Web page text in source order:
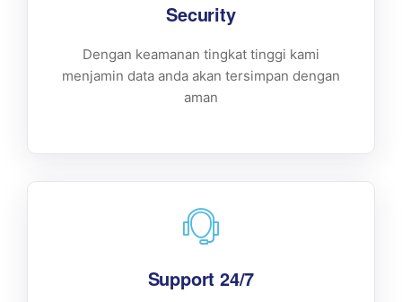
Security
Dengan keamanan tingkat tinggi kami
menjamin data anda akan tersimpan dengan
aman
Support 24/7